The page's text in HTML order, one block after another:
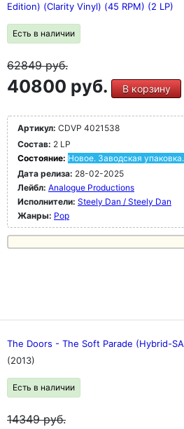
Edition) (Clarity Vinyl) (45 RPM) (2 LP)
Есть в наличии
62849руб.
40800 руб. В корзину
Артикул: CDVP 4021538
Состав: 2 LP
Состояние: Новое. Заводская упаковка.
Дата релиза: 28-02-2025
Лейбл: Analogue Productions
Исполнители: Steely Dan / Steely Dan
Жанры: Pop
The Doors - The Soft Parade (Hybrid-
(2013)
Есть в наличии
14349руб.